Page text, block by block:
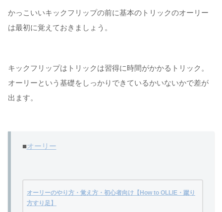
かっこいいキックフリップの前に基本のトリックのオーリー
は最初に覚えておきましょう。
キックフリップはトリックは習得に時間がかかるトリック。
オーリーという基礎をしっかりできているかいないかで差が
出ます。
■オーリー
オーリーのやり方・覚え方・初心者向け【How to OLLIE・蹴り
方すり足】